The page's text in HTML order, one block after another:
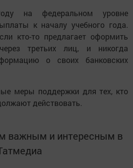
на федеральном уровне
к началу учебного года.
кто-то предлагает оформить
третьих лиц, и никогда
о своих банковских
меры поддержки для тех, кто
действовать.
важным и интересным в